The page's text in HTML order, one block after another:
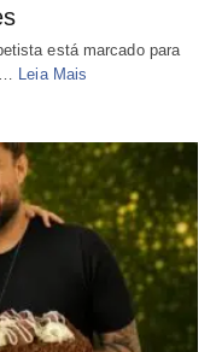
está marcado para
Leia Mais